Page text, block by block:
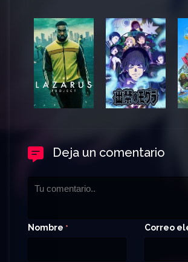
Deja un comentario
Nombre * Correo